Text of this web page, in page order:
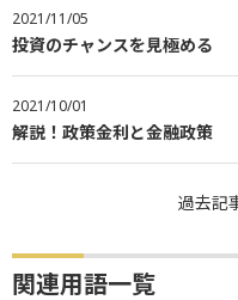
2021/11/05
投資のチャンスを見極める
2021/10/01
解説！政策金利と金融政策
過去記
関連用語一覧